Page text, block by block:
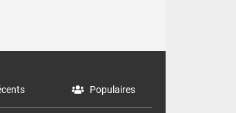
Populaires